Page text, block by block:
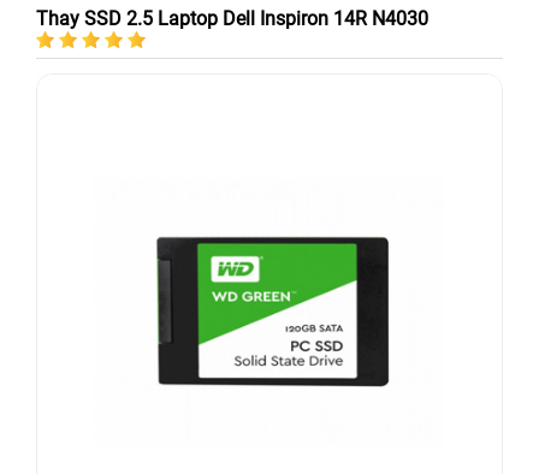
Thay SSD 2.5 Laptop Dell Inspiron 14R N4030